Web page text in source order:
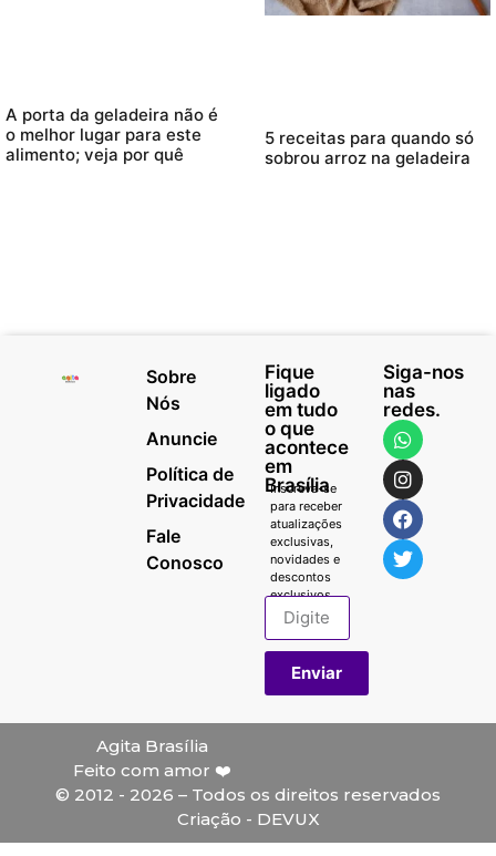
A porta da geladeira não é
o melhor lugar para este
alimento; veja por quê
5 receitas para quando só
sobrou arroz na geladeira
Sobre
Nós
Anuncie
Política de
Privacidade
Fale
Conosco
Fique
ligado
em tudo
o que
acontece
em
Brasília
Inscreva-se
para receber
atualizações
exclusivas,
novidades e
descontos
exclusivos.
Enviar
Siga-nos
nas
redes.
Agita Brasília
Feito com amor ❤️
© 2012 - 2026 – Todos os direitos reservados
Criação - DEVUX